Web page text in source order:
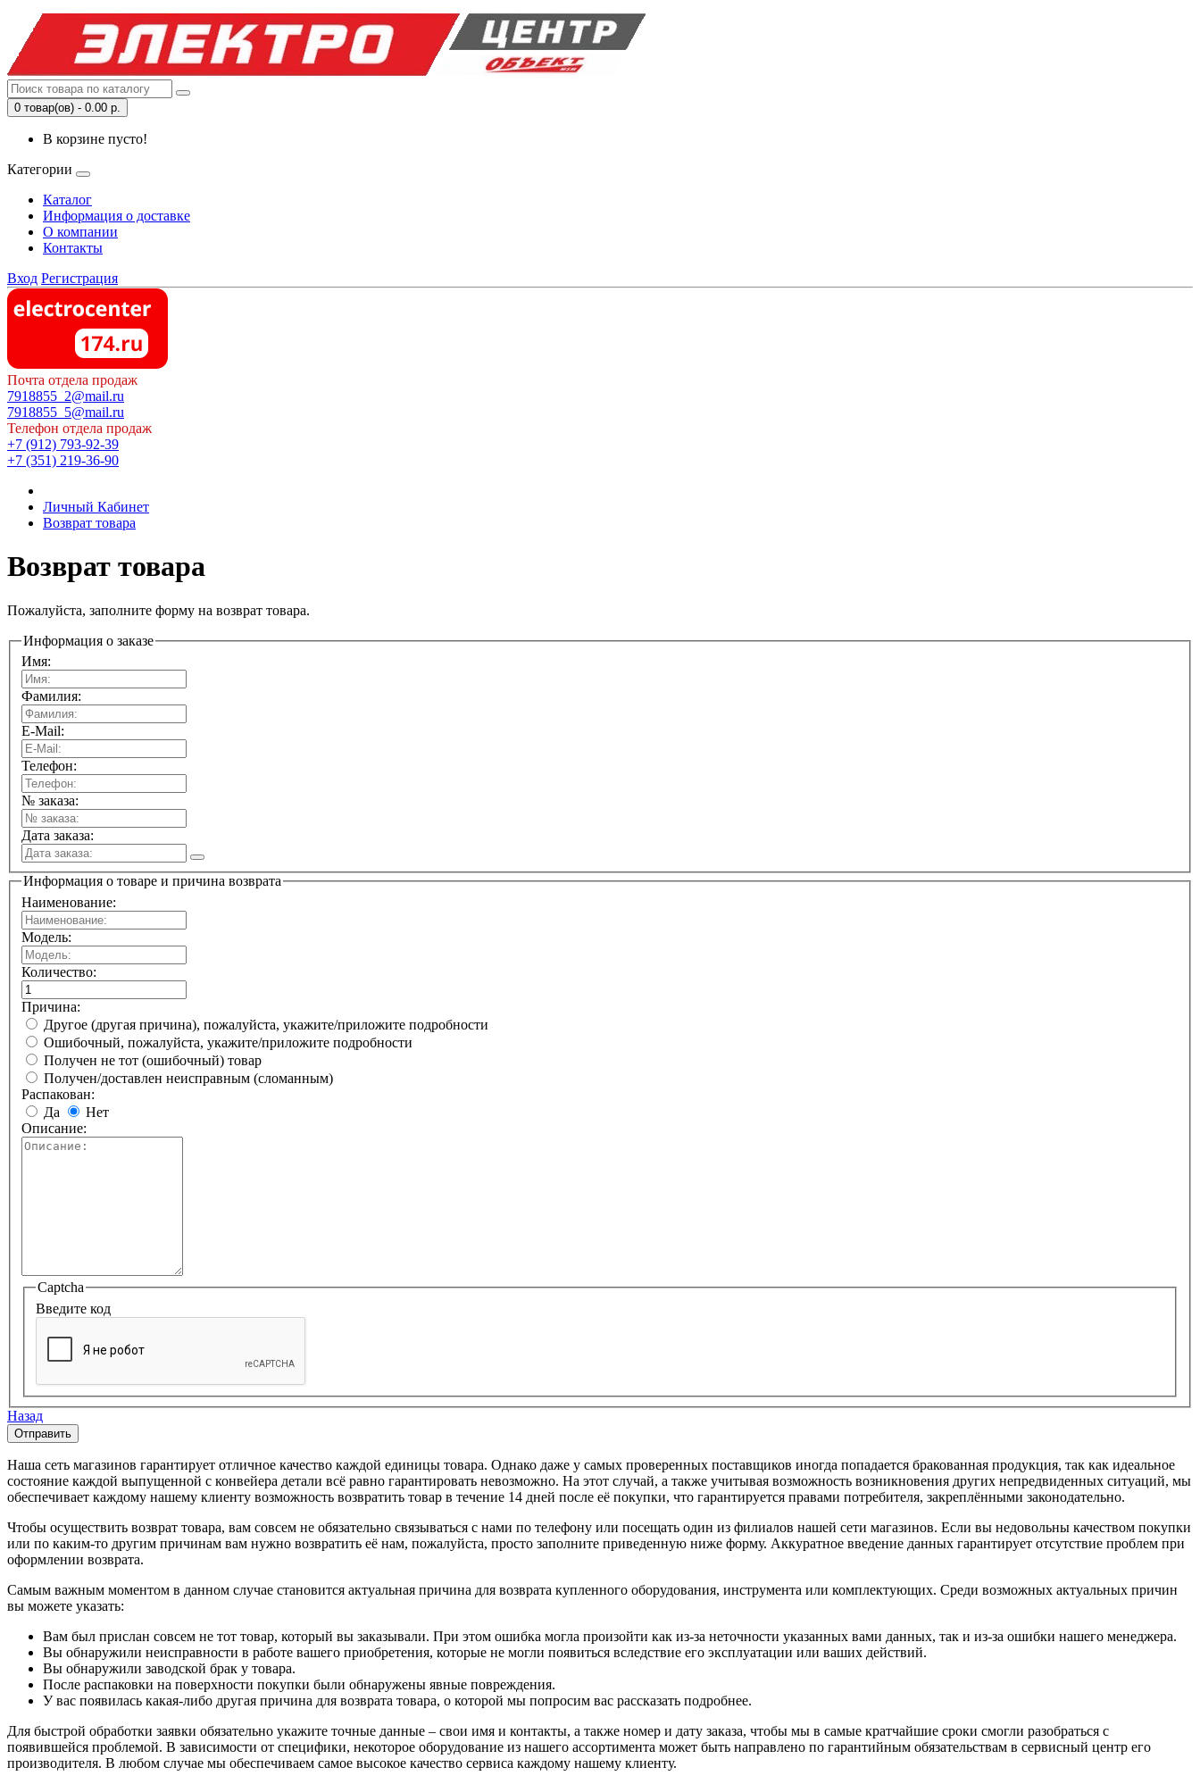
0 товар(ов) - 0.00 р.
В корзине пусто!
Категории
Каталог
Информация о доставке
О компании
Контакты
Вход Регистрация
Почта отдела продаж
7918855_2@mail.ru
7918855_5@mail.ru
Телефон отдела продаж
+7 (912) 793-92-39
+7 (351) 219-36-90
Личный Кабинет
Возврат товара
Возврат товара
Пожалуйста, заполните форму на возврат товара.
Информация о заказе
Имя:
Фамилия:
E-Mail:
Телефон:
№ заказа:
Дата заказа:
Информация о товаре и причина возврата
Наименование:
Модель:
Количество:
Причина:
Другое (другая причина), пожалуйста, укажите/приложите подробности
Ошибочный, пожалуйста, укажите/приложите подробности
Получен не тот (ошибочный) товар
Получен/доставлен неисправным (сломанным)
Распакован:
Да
Нет
Описание:
Captcha
Введите код
Назад
Наша сеть магазинов гарантирует отличное качество каждой единицы товара. Однако даже у самых проверенных поставщиков иногда попадается бракованная продукция, так как идеальное
состояние каждой выпущенной с конвейера детали всё равно гарантировать невозможно. На этот случай, а также учитывая возможность возникновения других непредвиденных ситуаций, мы
обеспечивает каждому нашему клиенту возможность возвратить товар в течение 14 дней после её покупки, что гарантируется правами потребителя, закреплёнными законодательно.
Чтобы осуществить возврат товара, вам совсем не обязательно связываться с нами по телефону или посещать один из филиалов нашей сети магазинов. Если вы недовольны качеством покупки
или по каким-то другим причинам вам нужно возвратить её нам, пожалуйста, просто заполните приведенную ниже форму. Аккуратное введение данных гарантирует отсутствие проблем при
оформлении возврата.
Самым важным моментом в данном случае становится актуальная причина для возврата купленного оборудования, инструмента или комплектующих. Среди возможных актуальных причин
вы можете указать:
Вам был прислан совсем не тот товар, который вы заказывали. При этом ошибка могла произойти как из-за неточности указанных вами данных, так и из-за ошибки нашего менеджера.
Вы обнаружили неисправности в работе вашего приобретения, которые не могли появиться вследствие его эксплуатации или ваших действий.
Вы обнаружили заводской брак у товара.
После распаковки на поверхности покупки были обнаружены явные повреждения.
У вас появилась какая-либо другая причина для возврата товара, о которой мы попросим вас рассказать подробнее.
Для быстрой обработки заявки обязательно укажите точные данные – свои имя и контакты, а также номер и дату заказа, чтобы мы в самые кратчайшие сроки смогли разобраться с
появившейся проблемой. В зависимости от специфики, некоторое оборудование из нашего ассортимента может быть направлено по гарантийным обязательствам в сервисный центр его
производителя. В любом случае мы обеспечиваем самое высокое качество сервиса каждому нашему клиенту.